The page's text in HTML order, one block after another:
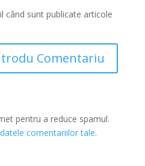
când sunt publicate articole
pentru a reduce spamul.
comentariilor tale.